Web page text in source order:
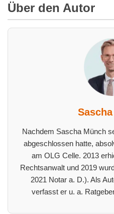
Über den Autor
Nachdem Sascha Münch
abgeschlossen hatte,
am OLG Celle. 2013
Rechtsanwalt und 2019
2021 Notar a. D.). Als
verfasst er u. a.